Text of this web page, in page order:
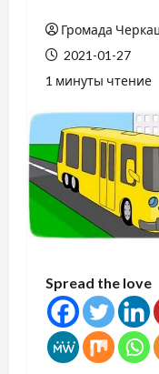
Громада
2021-01-27
1 минуты чтение
Spread the love